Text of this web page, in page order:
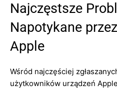
Najczęstsze
Napotykane
Apple
Wśród najczęściej
użytkowników urządzeń